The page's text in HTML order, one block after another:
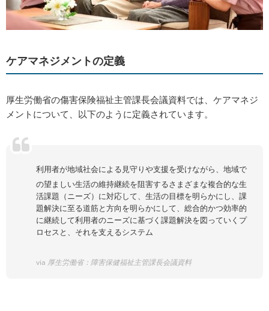
ケアマネジメントの定義
厚生労働省の傷害保険福祉主管課長会議資料では、ケアマネジ
メントについて、以下のように定義されています。
利用者が地域社会による見守りや支援を受けながら、地域で
の望ましい生活の維持継続を阻害するさまざまな複合的な生
活課題（ニーズ）に対応して、生活の目標を明らかにし、課
題解決に至る道筋と方向を明らかにして、総合的かつ効率的
に継続して利用者のニーズに基づく課題解決を図っていくプ
ロセスと、それを支えるシステム
via 厚生労働省：障害保健福祉主管課長会議資料